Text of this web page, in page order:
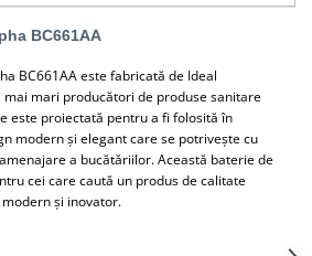
dizabilitati
BC661AA
BC661AA este fabricată de Ideal
mari producători de produse sanitare
este proiectată pentru a fi folosită în
modern și elegant care se potrivește cu
a bucătăriilor. Această baterie de
cei care caută un produs de calitate
și inovator.